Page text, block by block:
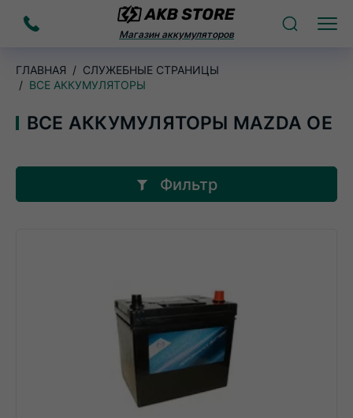
Заказать
Магазин аккумуляторов ПоискМеню
ГЛАВНАЯ
СЛУЖЕБНЫЕ СТРАНИЦЫ
ВСЕ АККУМУЛЯТОРЫ
ВСЕ АККУМУЛЯТОРЫ MAZDA OE
Фильтр